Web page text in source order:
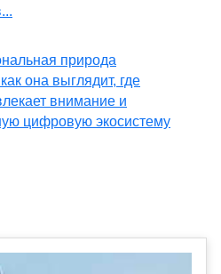
природа
она выглядит, где
внимание и
цифровую экосистему